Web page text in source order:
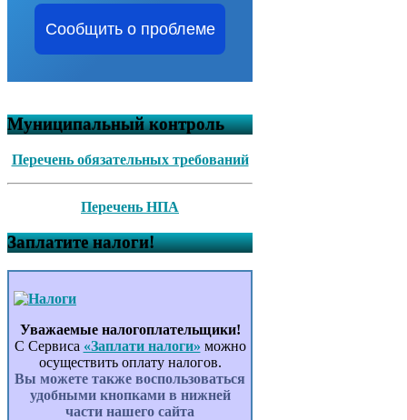
Сообщить о проблеме
Муниципальный контроль
Перечень обязательных требований
Перечень НПА
Заплатите налоги!
Уважаемые налогоплательщики!
С Сервиса «Заплати налоги» можно
осуществить оплату налогов.
Вы можете также воспользоваться
удобными кнопками в нижней
части нашего сайта